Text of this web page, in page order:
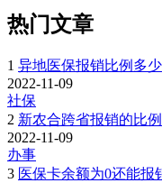
热门文章
1 异地医保报销比例多少
2022-11-09
社保
2 新农合跨省报销的比
2022-11-09
办事
3 医保卡余额为0还能报